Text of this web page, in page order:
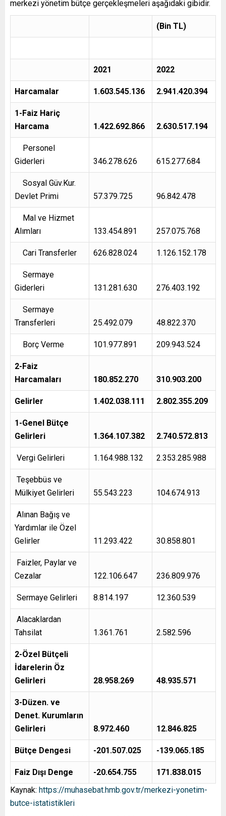
merkezi yönetim bütçe gerçekleşmeleri aşağıdaki gibidir.
(Bin TL)
2021 2022
Harcamalar 1.603.545.136 2.941.420.394
1-Faiz Hariç
Harcama
1.422.692.866 2.630.517.194
Personel
Giderleri
346.278.626 615.277.684
Sosyal Güv.Kur.
Devlet Primi
57.379.725 96.842.478
Mal ve Hizmet
Alımları
133.454.891 257.075.768
Cari Transferler 626.828.024 1.126.152.178
Sermaye
Giderleri
131.281.630 276.403.192
Sermaye
Transferleri
25.492.079 48.822.370
Borç Verme 101.977.891 209.943.524
2-Faiz
Harcamaları
180.852.270 310.903.200
Gelirler 1.402.038.111 2.802.355.209
1-Genel Bütçe
Gelirleri
1.364.107.382 2.740.572.813
Vergi Gelirleri 1.164.988.132 2.353.285.988
Teşebbüs ve
Mülkiyet Gelirleri
55.543.223 104.674.913
Alınan Bağış ve
Yardımlar ile Özel
Gelirler
11.293.422 30.858.801
Faizler, Paylar ve
Cezalar
122.106.647 236.809.976
Sermaye Gelirleri 8.814.197 12.360.539
Alacaklardan
Tahsilat
1.361.761 2.582.596
2-Özel Bütçeli
İdarelerin Öz
Gelirleri
28.958.269 48.935.571
3-Düzen. ve
Denet. Kurumların
Gelirleri
8.972.460 12.846.825
Bütçe Dengesi -201.507.025 -139.065.185
Faiz Dışı Denge -20.654.755
171.838.015
Kaynak: https://muhasebat.hmb.gov.tr/merkezi-yonetim-
butce-istatistikleri